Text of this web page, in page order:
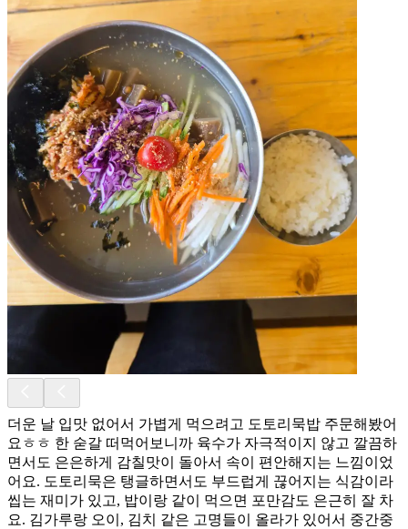
더운 날 입맛 없어서 가볍게 먹으려고 도토리묵밥 주문해봤어
요ㅎㅎ 한 숟갈 떠먹어보니까 육수가 자극적이지 않고 깔끔하
면서도 은은하게 감칠맛이 돌아서 속이 편안해지는 느낌이었
어요. 도토리묵은 탱글하면서도 부드럽게 끊어지는 식감이라
씹는 재미가 있고, 밥이랑 같이 먹으면 포만감도 은근히 잘 차
요. 김가루랑 오이, 김치 같은 고명들이 올라가 있어서 중간중